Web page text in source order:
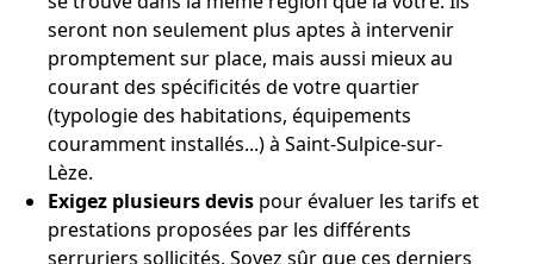
seront non seulement plus aptes à intervenir
promptement sur place, mais aussi mieux au
courant des spécificités de votre quartier
(typologie des habitations, équipements
couramment installés...) à Saint-Sulpice-sur-
Lèze.
Exigez plusieurs devis pour évaluer les tarifs et
prestations proposées par les différents
serruriers sollicités. Soyez sûr que ces derniers